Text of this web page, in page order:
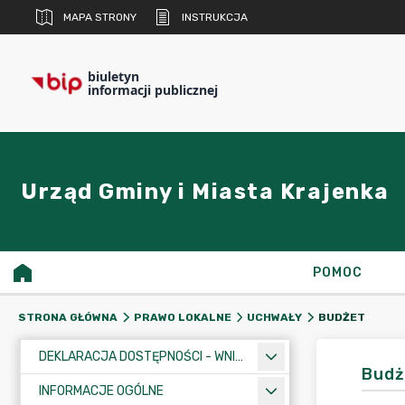
MAPA STRONY INSTRUKCJA
biuletyn
informacji publicznej
Urząd Gminy i Miasta Krajenka
POMOC
STRONA GŁÓWNA PRAWO LOKALNE UCHWAŁY BUDŻET
DEKLARACJA DOSTĘPNOŚCI - WNIOSEK
INFORMACJE OGÓLNE